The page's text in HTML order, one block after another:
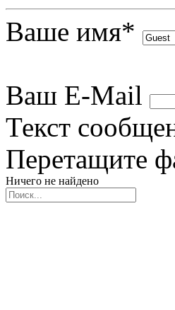
Ваше имя*
Ваш E-Mail
Текст
Перетащите
Ничего не найдено